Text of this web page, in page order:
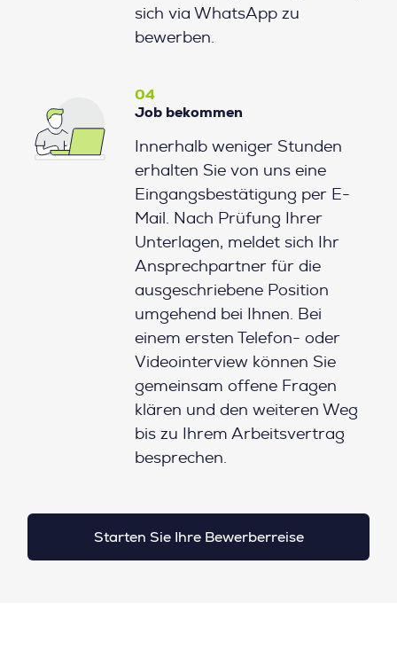
sich via WhatsApp zu
bewerben.
04
Job bekommen
Innerhalb weniger Stunden
erhalten Sie von uns eine
Eingangsbestätigung per E-
Mail. Nach Prüfung Ihrer
Unterlagen, meldet sich Ihr
Ansprechpartner für die
ausgeschriebene Position
umgehend bei Ihnen. Bei
einem ersten Telefon- oder
Videointerview können Sie
gemeinsam offene Fragen
klären und den weiteren Weg
bis zu Ihrem Arbeitsvertrag
besprechen.
Starten Sie Ihre Bewerberreise